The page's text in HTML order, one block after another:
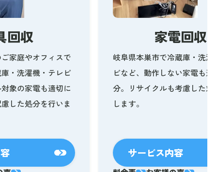
回収
家庭やオフィスで
・洗濯機・テレビ
象の家電も適切に
した処分を行いま
家電回収
岐阜県本巣市で冷蔵庫・洗濯
ビなど、動作しない家電も適
分。リサイクルも考慮した対
します。
サービス内容